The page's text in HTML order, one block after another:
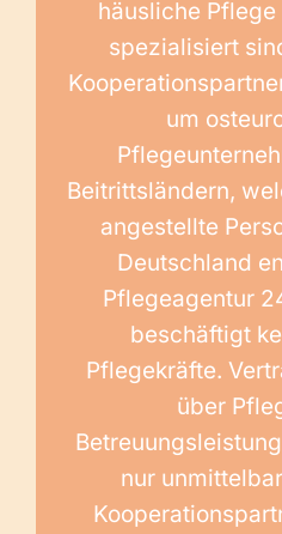
häusliche Pflege
spezialisiert
um
Beitrittsländern,
angestellte
Deutschland
Pflegeagentur
beschäftigt
Pflegekräfte.
über
nur